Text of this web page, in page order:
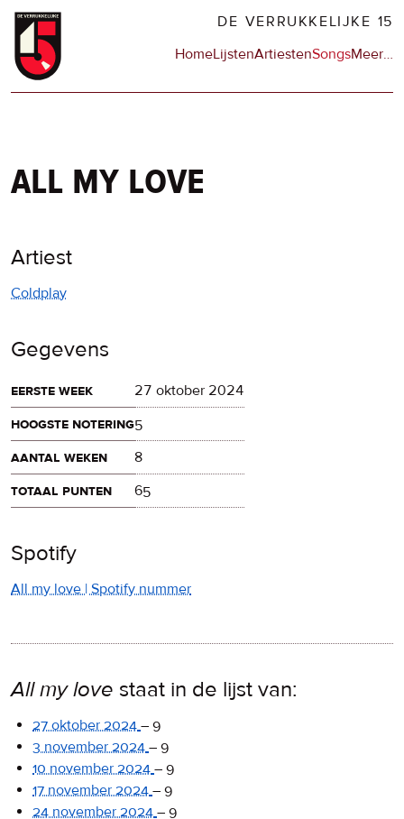
Overslaan
naar
DE VERRUKKELIJKE 15
Hoofdnavigatie
HomeLijstenArtiestenSongsMeerop
…
all my love
Artiest
Coldplay
Gegevens
eerste week
27 oktober 2024
hoogste notering5
aantal weken
8
totaal punten
65
Spotify
All my love | Spotify nummer
All my love staat in de lijst van:
27 oktober 2024 – 9
3 november 2024 – 9
10 november 2024 – 9
17 november 2024 – 9
24 november 2024 – 9